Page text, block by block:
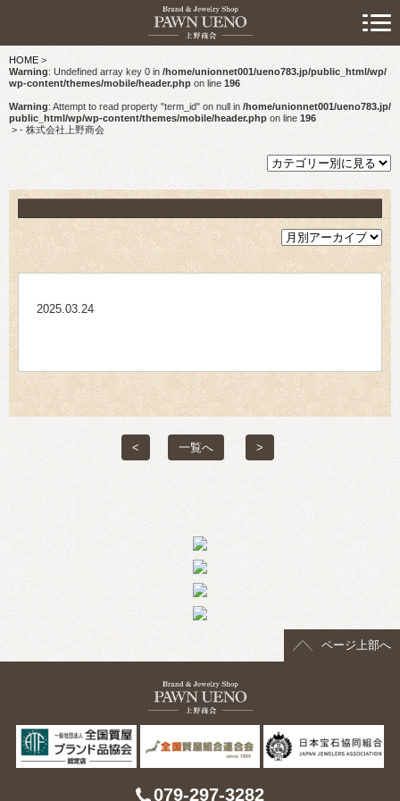
HOME >
Warning: Undefined array key 0 in /home/unionnet001/ueno783.jp/public_html/wp/
wp-content/themes/mobile/header.php on line 196
Warning: Attempt to read property "term_id" on null in /home/unionnet001/ueno783.jp/
public_html/wp/wp-content/themes/mobile/header.phpon line196
> - 株式会社上野商会
2025.03.24
< 一覧へ >
ページ上部へ
079-297-3282
> 初めての方へ
> 預けたい方
> 売りたい方
> 買いたい方
> 取り扱い品目
> 商品情報
> 会社概要
> アクセス
> よくあるご質問
> ホーム
> 古物営業法に基づく表示
> プライバシーポリシー
> お問い合わせ